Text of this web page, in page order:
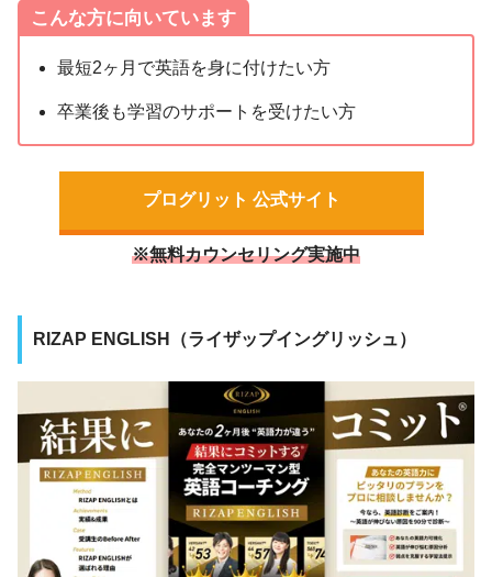
こんな方に向いています
最短2ヶ月で英語を身に付けたい方
卒業後も学習のサポートを受けたい方
プログリット 公式サイト
※無料カウンセリング実施中
RIZAP ENGLISH（ライザップイングリッシュ）